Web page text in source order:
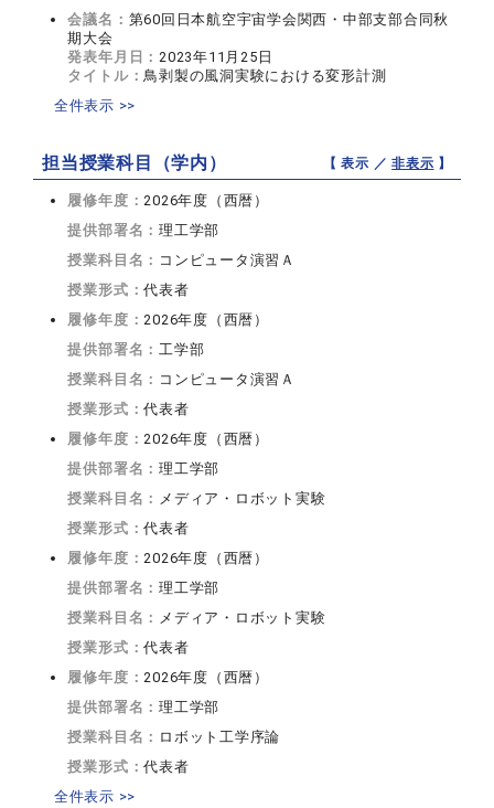
会議名： 第60回日本航空宇宙学会関西・中部支部合同秋
期大会
発表年月日：2023年11月25日
タイトル：鳥剥製の風洞実験における変形計測
全件表示 >>
担当授業科目（学内） 【 表示 ／非表示 】
履修年度：2026年度（西暦）
提供部署名：理工学部
授業科目名： コンピュータ演習Ａ
授業形式：代表者
履修年度：2026年度（西暦）
提供部署名：工学部
授業科目名： コンピュータ演習Ａ
授業形式：代表者
履修年度：2026年度（西暦）
提供部署名：理工学部
授業科目名： メディア・ロボット実験
授業形式：代表者
履修年度：2026年度（西暦）
提供部署名：理工学部
授業科目名： メディア・ロボット実験
授業形式：代表者
履修年度：2026年度（西暦）
提供部署名：理工学部
授業科目名： ロボット工学序論
授業形式：代表者
全件表示 >>